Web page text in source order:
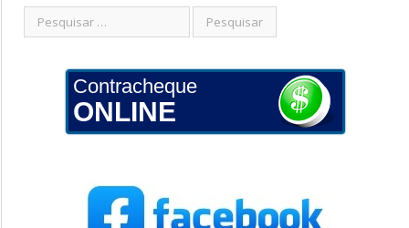
Contracheque
ONLINE